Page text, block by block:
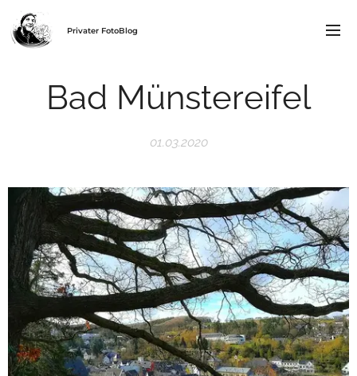
Privater FotoBlog
Bad Münstereifel
01.03.2020